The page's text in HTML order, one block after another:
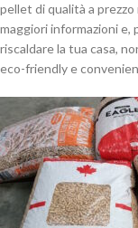
pellet di qualità a
maggiori informazioni e,
riscaldare la tua casa,
eco-friendly e